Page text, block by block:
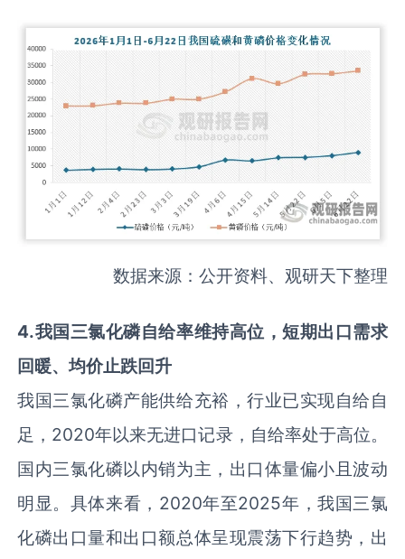
数据来源：公开资料、观研天下整理
4.我国三氯化磷自给率维持高位，短期出口需求
回暖、均价止跌回升
我国三氯化磷产能供给充裕，行业已实现自给自
足，2020年以来无进口记录，自给率处于高位。
国内三氯化磷以内销为主，出口体量偏小且波动
明显。具体来看，2020年至2025年，我国三氯
化磷出口量和出口额总体呈现震荡下行趋势，出